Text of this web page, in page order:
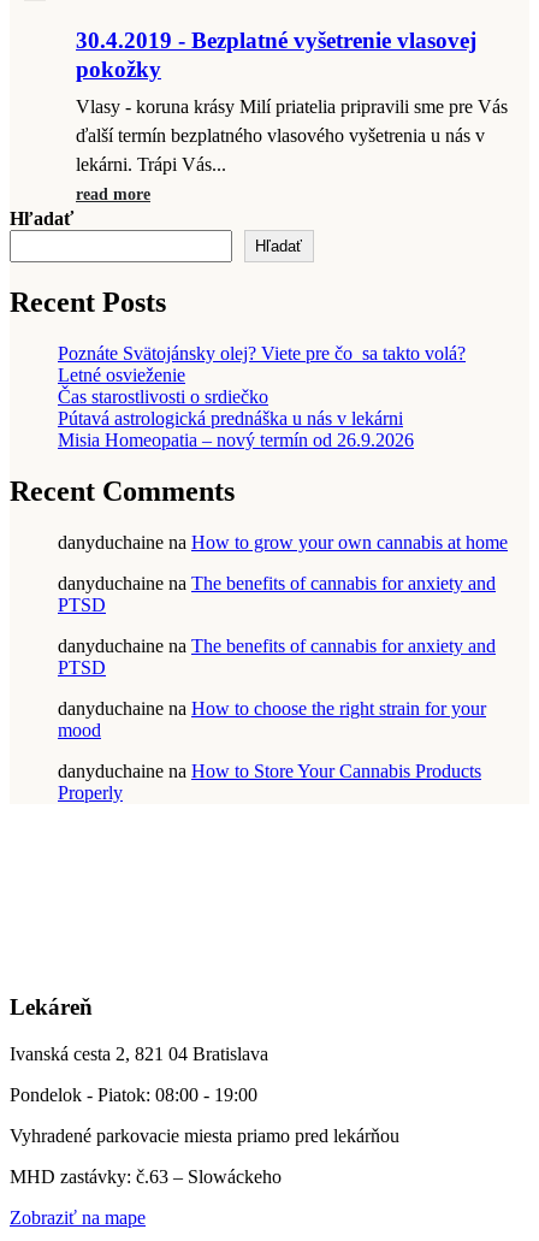
30.4.2019 - Bezplatné vyšetrenie vlasovej
pokožky
Vlasy - koruna krásy Milí priatelia pripravili sme pre Vás
ďalší termín bezplatného vlasového vyšetrenia u nás v
lekárni. Trápi Vás...
read more
Hľadať
Hľadať
Recent Posts
Poznáte Svätojánsky olej? Viete pre čo sa takto volá?
Letné osvieženie
Čas starostlivosti o srdiečko
Pútavá astrologická prednáška u nás v lekárni
Misia Homeopatia – nový termín od 26.9.2026
Recent Comments
danyduchaine na How to grow your own cannabis at home
danyduchaine na The benefits of cannabis for anxiety and
PTSD
danyduchaine na The benefits of cannabis for anxiety and
PTSD
danyduchaine na How to choose the right strain for your
mood
danyduchaine na How to Store Your Cannabis Products
Properly
Lekáreň
Ivanská cesta 2, 821 04 Bratislava
Pondelok - Piatok: 08:00 - 19:00
Vyhradené parkovacie miesta priamo pred lekárňou
MHD zastávky: č.63 – Slowáckeho
Zobraziť na mape